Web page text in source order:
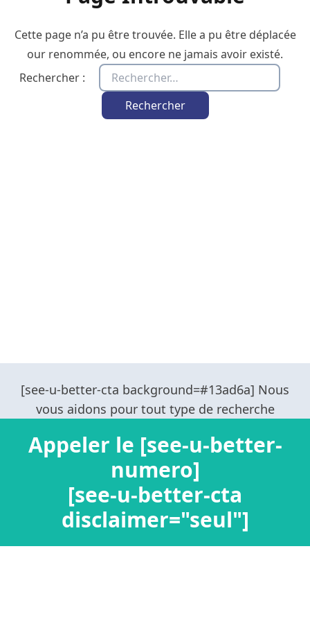
Cette page n’a pu être trouvée. Elle a pu être déplacée
our renommée, ou encore ne jamais avoir existé.
Rechercher :
Appeler le [see-u-better-
numero]
[see-u-better-cta
disclaimer="seul"]